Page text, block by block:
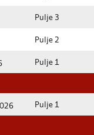
Pulje 3
Pulje 2
Pulje 1
Pulje 1